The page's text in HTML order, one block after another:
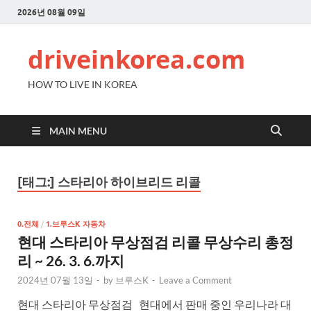
2026년 08월 09일
driveinkorea.com
HOW TO LIVE IN KOREA
MAIN MENU
[태그:] 스타리아 하이브리드 리콜
0.전체 / 1.브루스K 자동차
현대 스타리아 무상점검 리콜 무상수리 총정
리 ~ 26. 3. 6.까지
2024년 07월 13일 - by 브루스K - Leave a Comment
현대 스타리아 무상점검 현대에서 판매 중인 우리나라 대